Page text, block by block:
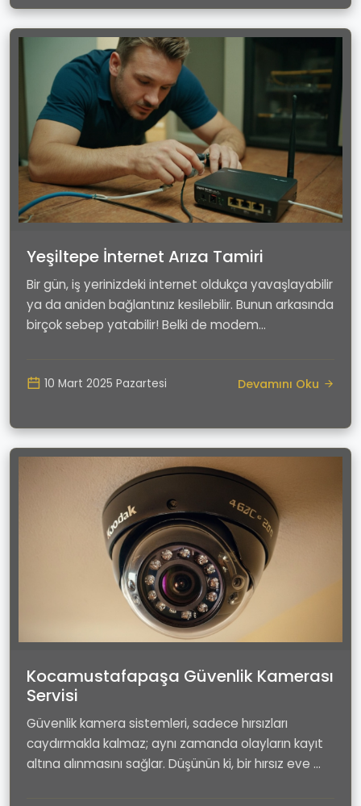
Yeşiltepe İnternet Arıza Tamiri
Bir gün, iş yerinizdeki internet oldukça yavaşlayabilir
ya da aniden bağlantınız kesilebilir. Bunun arkasında
birçok sebep yatabilir! Belki de modem...
10 Mart 2025 Pazartesi Devamını Oku
Kocamustafapaşa Güvenlik Kamerası
Servisi
Güvenlik kamera sistemleri, sadece hırsızları
caydırmakla kalmaz; aynı zamanda olayların kayıt
altına alınmasını sağlar. Düşünün ki, bir hırsız eve ...